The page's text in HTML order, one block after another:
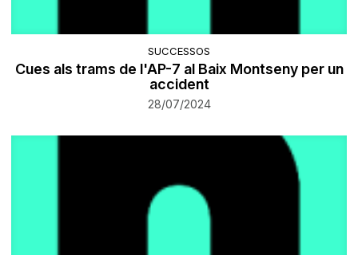
SUCCESSOS
Cues als trams de l'AP-7 al Baix Montseny per un
accident
28/07/2024